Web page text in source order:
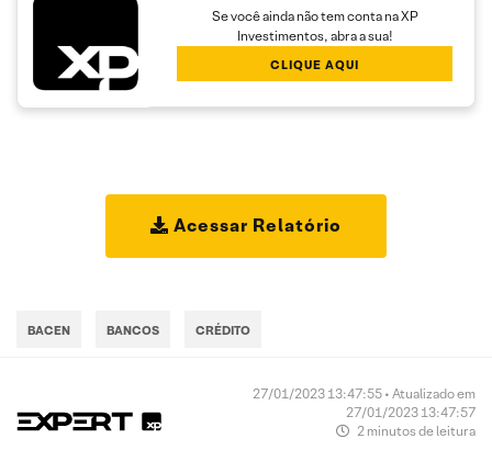
Se você ainda não tem conta na XP
Investimentos, abra a sua!
CLIQUE AQUI
Acessar Relatório
BACEN BANCOS CRÉDITO
27/01/2023 13:47:55 • Atualizado em
27/01/2023 13:47:57
2 minutos de leitura